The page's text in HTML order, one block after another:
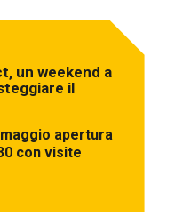
un weekend a
il
apertura
con visite